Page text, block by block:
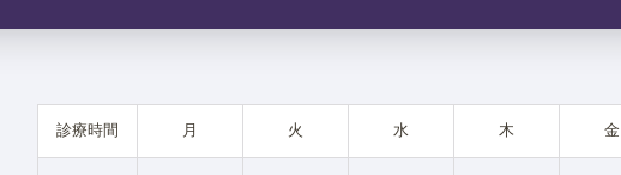
診療時間 月 火 水 木 金